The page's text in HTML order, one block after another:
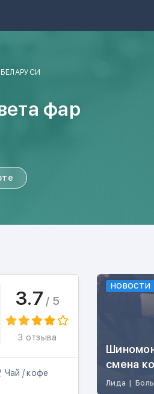
фар
3.7 / 5
3 отзыва
Чай / кофе
НОВОСТИ
смена
Лида |